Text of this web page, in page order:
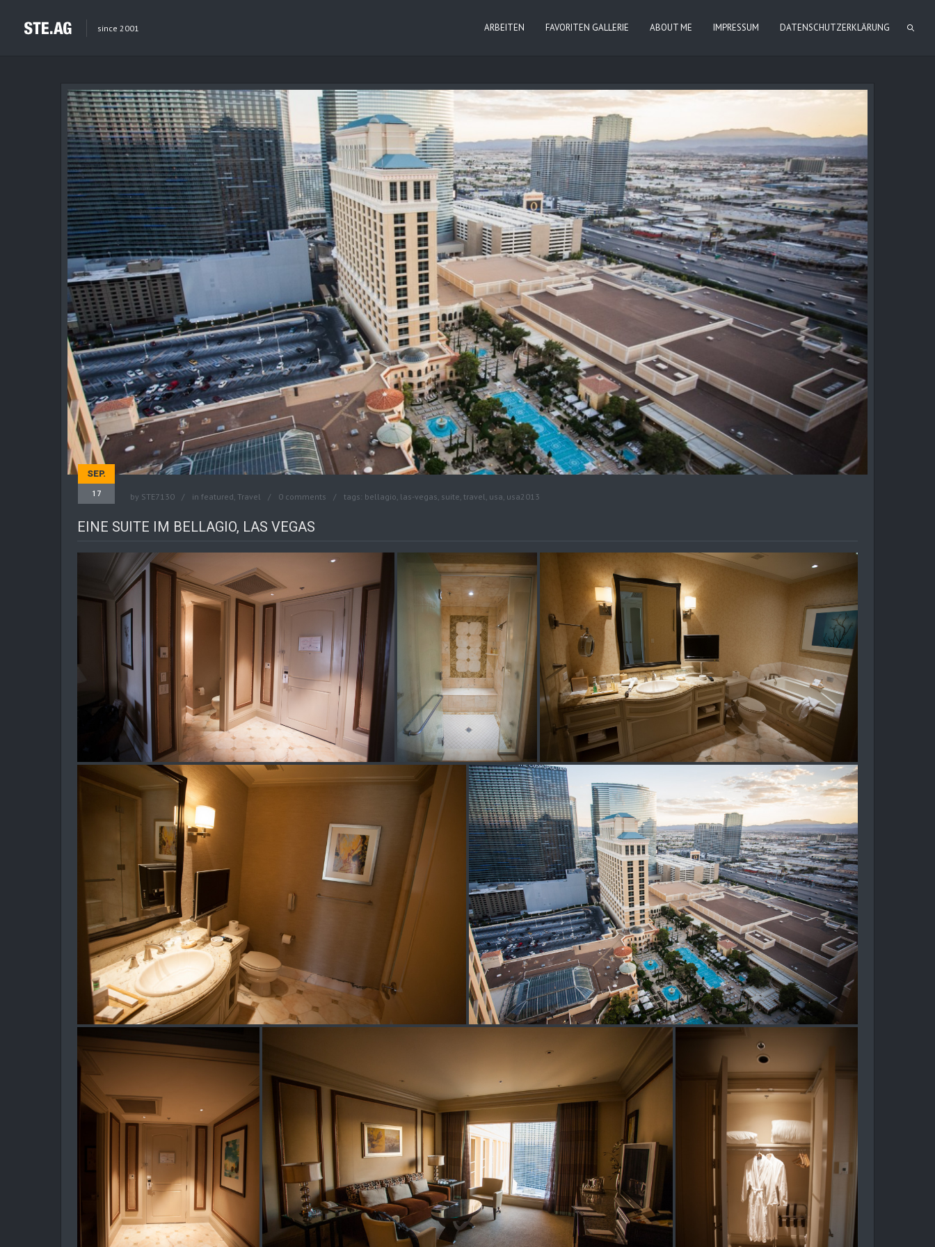
since 2001 ARBEITEN FAVORITEN GALLERIE ABOUT ME IMPRESSUM DATENSCHUTZERKLÄRUNG
SEP.
17 by STE7130 in featured, Travel 0 comments tags: bellagio, las-vegas, suite, travel, usa, usa2013
EINE SUITE IM BELLAGIO, LAS VEGAS